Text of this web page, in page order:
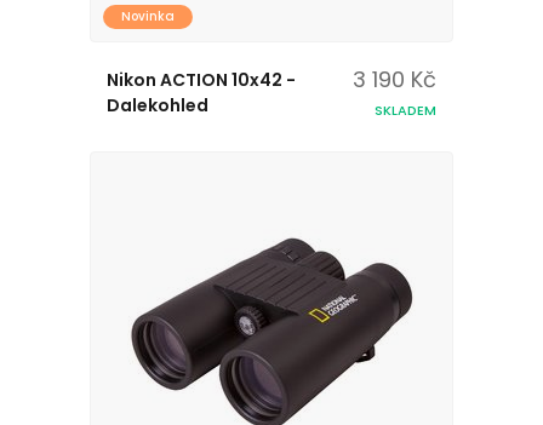
Novinka
Nikon ACTION 10x42 -
Dalekohled
3 190 Kč
SKLADEM